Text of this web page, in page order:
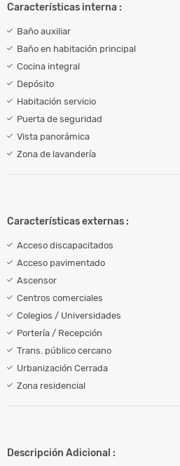
Características interna :
Baño auxiliar
Baño en habitación principal
Cocina integral
Depósito
Habitación servicio
Puerta de seguridad
Vista panorámica
Zona de lavandería
Características externas :
Acceso discapacitados
Acceso pavimentado
Ascensor
Centros comerciales
Colegios / Universidades
Portería / Recepción
Trans. público cercano
Urbanización Cerrada
Zona residencial
Descripción Adicional :